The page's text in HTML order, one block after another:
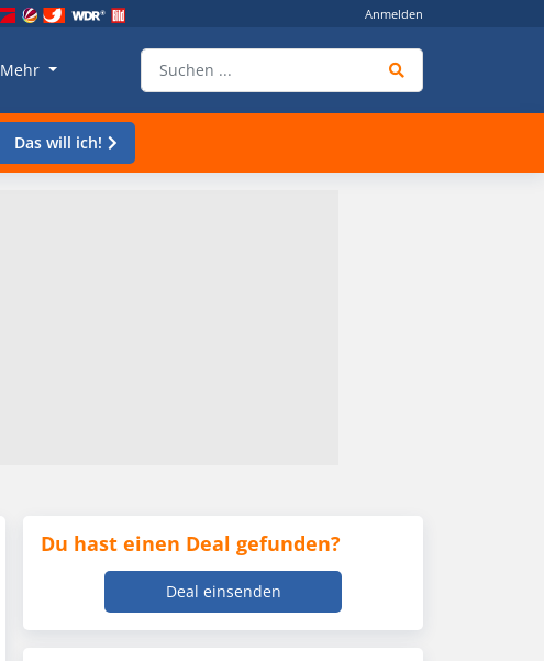
Anmelden
Mehr
Das will ich!
Du hast einen Deal gefunden?
Deal einsenden